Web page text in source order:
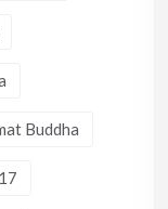
Buddha